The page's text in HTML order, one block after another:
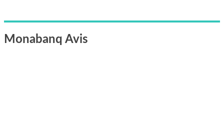
Monabanq Avis